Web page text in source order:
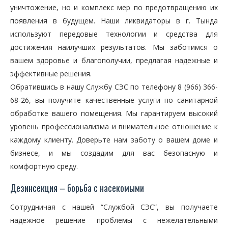
уничтожение, но и комплекс мер по предотвращению их
появления в будущем. Наши ликвидаторы в г. Тында
используют передовые технологии и средства для
достижения наилучших результатов. Мы заботимся о
вашем здоровье и благополучии, предлагая надежные и
эффективные решения.
Обратившись в нашу Службу СЭС по телефону 8 (966) 366-
68-26, вы получите качественные услуги по санитарной
обработке вашего помещения. Мы гарантируем высокий
уровень профессионализма и внимательное отношение к
каждому клиенту. Доверьте нам заботу о вашем доме и
бизнесе, и мы создадим для вас безопасную и
комфортную среду.
Дезинсекция – борьба с насекомыми
Сотрудничая с нашей “Службой СЭС”, вы получаете
надежное решение проблемы с нежелательными